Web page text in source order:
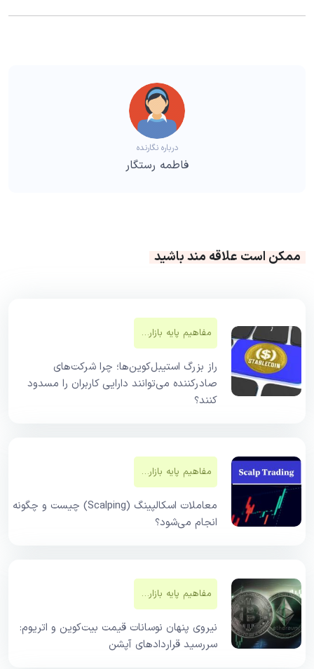
درباره نگارنده
فاطمه رستگار
ممکن است علاقه مند باشید
مفاهیم پایه بازار‌های مالی
راز بزرگ استیبل‌کوین‌ها؛ چرا شرکت‌های
صادرکننده می‌توانند دارایی کاربران را مسدود
کنند؟
مفاهیم پایه بازار‌های مالی
معاملات اسکالپینگ (Scalping) چیست و چگونه
انجام می‌شود؟
مفاهیم پایه بازار‌های مالی
نیروی پنهان نوسانات قیمت بیت‌کوین و اتریوم:
سررسید قراردادهای آپشن